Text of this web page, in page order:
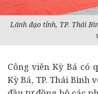
Lãnh đạo tỉnh, TP. Thái
Công viên Kỳ Bá có
Kỳ Bá, TP. Thái Bình